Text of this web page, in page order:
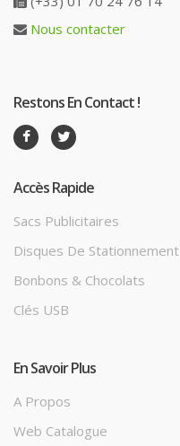
Nous contacter
Restons En Contact !
Accès Rapide
Sacs Publicitaires
Disques De Stationnement
Bonbons & Chocolats
Clés USB
En Savoir Plus
A Propos
Web Catalogue